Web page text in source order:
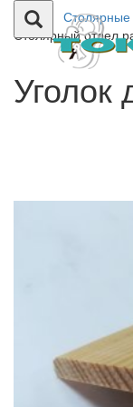
Столярные
Столярный отдел
Уголок